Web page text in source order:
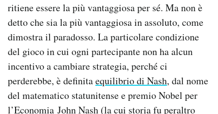
ritiene essere la più vantaggiosa per sé. Ma non è
detto che sia la più vantaggiosa in assoluto, come
dimostra il paradosso. La particolare condizione
del gioco in cui ogni partecipante non ha alcun
incentivo a cambiare strategia, perché ci
perderebbe, è definitaequilibrio di Nash, dal nome
del matematico statunitense e premio Nobel per
l’Economia John Nash (la cui storia fu peraltro